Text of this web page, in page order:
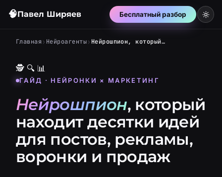
🧠Павел Ширяев Бесплатный разбор
Главная › Нейроагенты› Нейрошпион, который находит десятки идей для постов, рекламы, воронки и продаж
🕵️ 🔍 📊
ГАЙД · НЕЙРОНКИ × МАРКЕТИНГ
Нейрошпион, который
находит десятки идей
для постов, рекламы,
воронки и продаж